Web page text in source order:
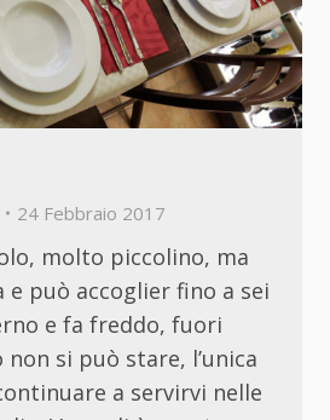
24 Febbraio 2017
molto piccolino, ma
e può accoglier fino a sei
e fa freddo, fuori
si può stare, l’unica
a servirvi nelle